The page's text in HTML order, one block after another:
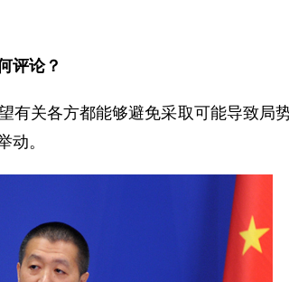
评论？
关各方都能够避免采取可能导致局
动。